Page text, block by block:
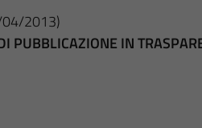
04/2013)
PUBBLICAZIONE IN